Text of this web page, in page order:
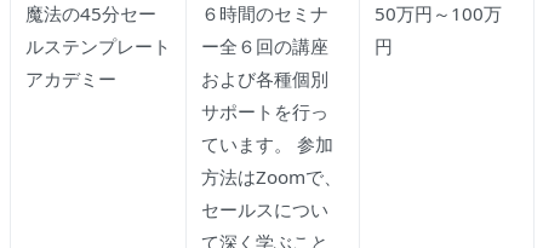
魔法の45分セー
ルステンプレート
アカデミー
６時間のセミナ
ー全６回の講座
および各種個別
サポートを行っ
ています。 参加
方法はZoomで、
セールスについ
て深く学ぶこと
50万円～100万
円